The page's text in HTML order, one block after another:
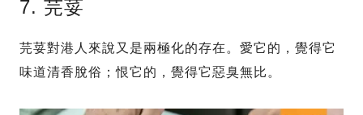
7. 芫荽
芫荽對港人來說又是兩極化的存在。愛它的，覺得它
味道清香脫俗；恨它的，覺得它惡臭無比。